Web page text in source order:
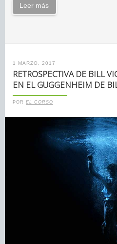
Leer más
1 MARZO, 2017
RETROSPECTIVA DE BILL
EN EL GUGGENHEIM DE
POR EL CORSO